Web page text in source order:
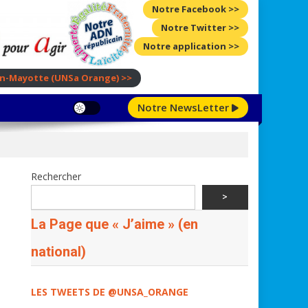
Notre Facebook >>
Notre Twitter >>
Notre application >>
Mayotte (UNSa Orange) >>
Notre NewsLetter
Rechercher
>
La Page que « J’aime » (en
national)
LES TWEETS DE @UNSA_ORANGE